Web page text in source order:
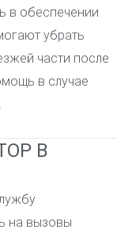
в обеспечении
убрать
части после
в случае
В
на вызовы